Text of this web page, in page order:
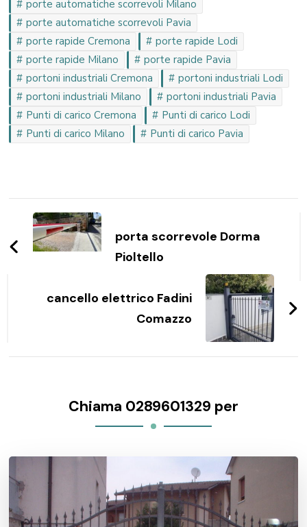
porte automatiche scorrevoli Milano
porte automatiche scorrevoli Pavia
porte rapide Cremona
porte rapide Lodi
porte rapide Milano
porte rapide Pavia
portoni industriali Cremona
portoni industriali Lodi
portoni industriali Milano
portoni industriali Pavia
Punti di carico Cremona
Punti di carico Lodi
Punti di carico Milano
Punti di carico Pavia
Navigazione
articoli
porta scorrevole Dorma
Pioltello
cancello elettrico Fadini
Comazzo
Chiama 0289601329 per